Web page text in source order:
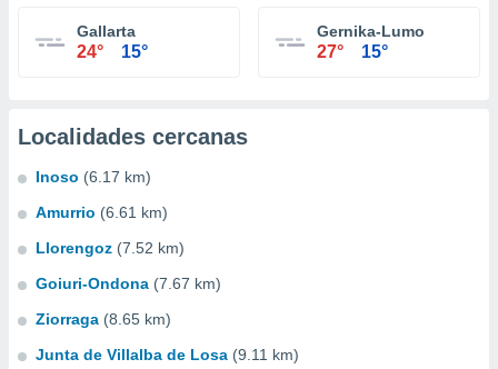
Gallarta
24° 15°
Gernika-Lumo
27° 15°
Localidades cercanas
Inoso (6.17 km)
Amurrio (6.61 km)
Llorengoz (7.52 km)
Goiuri-Ondona (7.67 km)
Ziorraga (8.65 km)
Junta de Villalba de Losa (9.11 km)